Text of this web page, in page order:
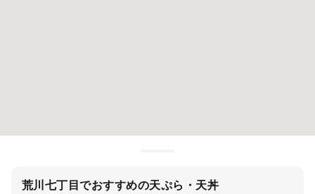
荒川七丁目でおすすめの天ぷら・天丼